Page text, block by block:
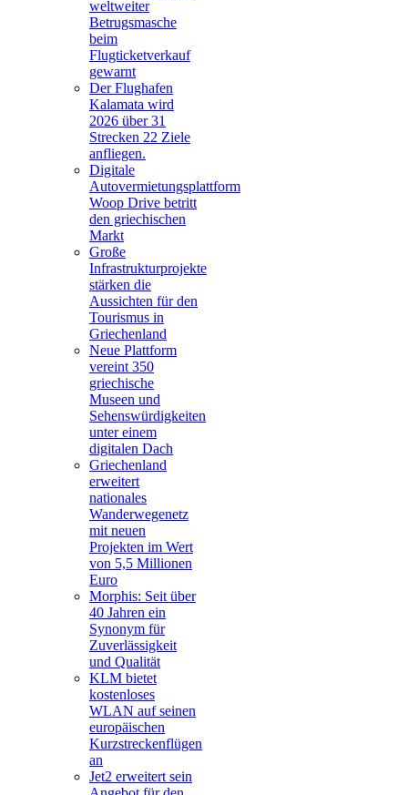
weltweiter
Betrugsmasche
beim
Flugticketverkauf
gewarnt
Der Flughafen
Kalamata wird
2026 über 31
Strecken 22 Ziele
anfliegen.
Digitale
Autovermietungsplattform
Woop Drive betritt
den griechischen
Markt
Große
Infrastrukturprojekte
stärken die
Aussichten für den
Tourismus in
Griechenland
Neue Plattform
vereint 350
griechische
Museen und
Sehenswürdigkeiten
unter einem
digitalen Dach
Griechenland
erweitert
nationales
Wanderwegenetz
mit neuen
Projekten im Wert
von 5,5 Millionen
Euro
Morphis: Seit über
40 Jahren ein
Synonym für
Zuverlässigkeit
und Qualität
KLM bietet
kostenloses
WLAN auf seinen
europäischen
Kurzstreckenflügen
an
Jet2 erweitert sein